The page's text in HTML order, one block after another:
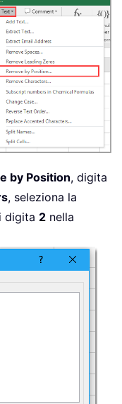
by Position, digita
, seleziona la
digita 2 nella